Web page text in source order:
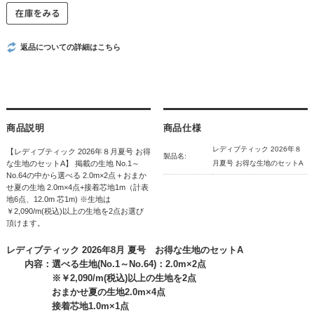
返品についての詳細はこちら
商品説明
【レディブティック 2026年８月夏号 お得
な生地のセットA】 掲載の生地 No.1～
No.64の中から選べる 2.0m×2点＋おまか
せ夏の生地 2.0m×4点+接着芯地1m（計表
地6点、12.0m 芯1m) ※生地は
￥2,090/m(税込)以上の生地を2点お選び
頂けます。
商品仕様
製品名:
レディブティック 2026年８
月夏号 お得な生地のセットA
レディブティック 2026年8月 夏号 お得な生地のセットA
内容：選べる生地(No.1～No.64)：2.0m×2点
※￥2,090/m(税込)以上の生地を2点
おまかせ夏の生地2.0m×4点
接着芯地1.0m×1点